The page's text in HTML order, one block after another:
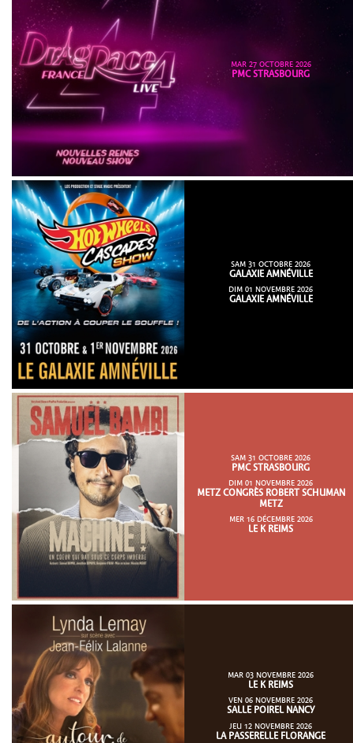
MAR 27 OCTOBRE 2026
PMC STRASBOURG
SAM 31 OCTOBRE 2026
GALAXIE AMNÉVILLE
DIM 01 NOVEMBRE 2026
GALAXIE AMNÉVILLE
SAM 31 OCTOBRE 2026
PMC STRASBOURG
DIM 01 NOVEMBRE 2026
METZ CONGRÈS ROBERT SCHUMAN
METZ
MER 16 DÉCEMBRE 2026
LE K REIMS
MAR 03 NOVEMBRE 2026
LE K REIMS
VEN 06 NOVEMBRE 2026
SALLE POIREL NANCY
JEU 12 NOVEMBRE 2026
LA PASSERELLE FLORANGE